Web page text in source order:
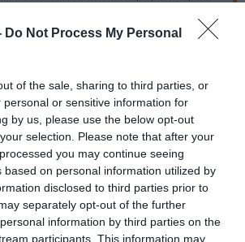
Do Not Process My Personal
of the sale, sharing to third parties, or
personal or sensitive information for
by us, please use the below opt-out
selection. Please note that after your
you may continue seeing
based on personal information utilized by
disclosed to third parties prior to
separately opt-out of the further
information by third parties on the
participants. This information may
/ Κρατήσεις:
Culturenow.gr στοGoogle Newsκαι
τις ειδήσεις
νέαγια την Τέχνη και τον